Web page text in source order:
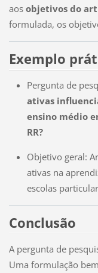
aos objetivos do
formulada, os
Exemplo
Pergunta de
ativas
ensino médio
RR?
Objetivo geral:
ativas na
escolas
Conclusão
A pergunta de
Uma formulação